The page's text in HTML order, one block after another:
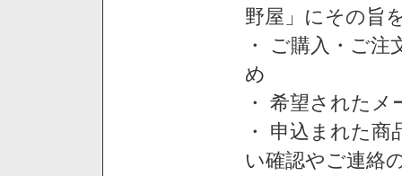
野屋」にその旨
・ ご購入・ご
め
・ 希望された
・ 申込まれた
い確認やご連絡